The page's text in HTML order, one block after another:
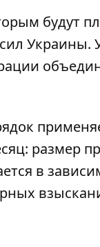
будут
Украины.
размер
в